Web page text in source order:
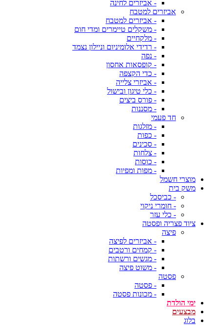
- אביזרים לחינה
אביזרים למטבח
- אביזרים למטבח
- משקלים טיימרים ומדי חום
- מלקחיים
- רדידי אלומיניום וניילון נצמד
- נפה
- קופסאות אחסון
- כדי הקצפה
- אביזרי צלייה
- כלי טיגון ובישול
- פורס ביצים
- מסננות
חד פעמי
- מזלגות
- כפות
- סכינים
- צלחות
- כוסות
- מפות ומפיות
מוצרי חשמל
משק בית
- כביסכל
- חומרי ניקוי
- כלי עזר
ציוד פצריה ופסטה
פיצה
- אביזרים לפיצה
- קמחים ורטבים
- מגשים ורשתות
- משוט פיצה
פסטה
- פסטה
- מכונות פסטה
ימי הולדת
מבצעים
בלוג